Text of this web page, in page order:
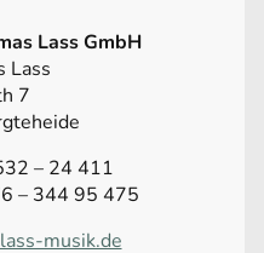
Lass GmbH
Lass
7
– 24 411
– 344 95 475
musik.de